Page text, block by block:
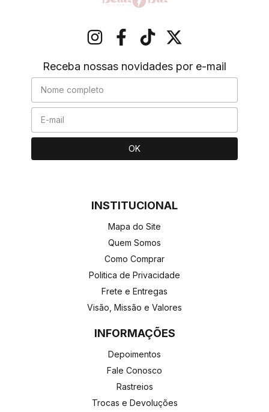
Receba nossas novidades por e-mail
INSTITUCIONAL
Mapa do Site
Quem Somos
Como Comprar
Politica de Privacidade
Frete e Entregas
Visão, Missão e Valores
INFORMAÇÕES
Depoimentos
Fale Conosco
Rastreios
Trocas e Devoluções